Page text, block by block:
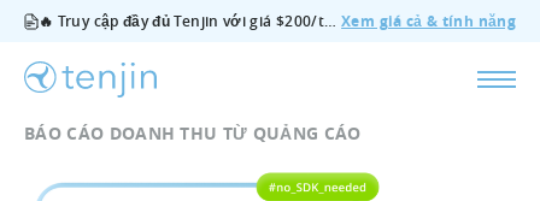
🔥 Truy cập đầy đủ Tenjin với giá $200/tháng — bao gồm tất cả tính năng, không cần gói bổ sung, hủy bất cứ lúc nào. Xem giá cả & tính năng
BÁO CÁO DOANH THU TỪ QUẢNG CÁO